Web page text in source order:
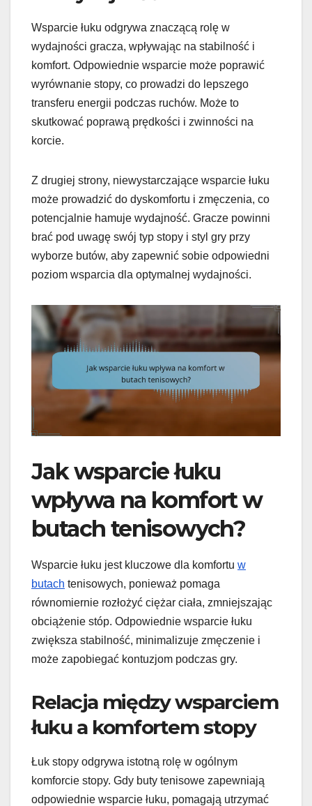
Wsparcie łuku odgrywa znaczącą rolę w
wydajności gracza, wpływając na stabilność i
komfort. Odpowiednie wsparcie może poprawić
wyrównanie stopy, co prowadzi do lepszego
transferu energii podczas ruchów. Może to
skutkować poprawą prędkości i zwinności na
korcie.
Z drugiej strony, niewystarczające wsparcie łuku
może prowadzić do dyskomfortu i zmęczenia, co
potencjalnie hamuje wydajność. Gracze powinni
brać pod uwagę swój typ stopy i styl gry przy
wyborze butów, aby zapewnić sobie odpowiedni
poziom wsparcia dla optymalnej wydajności.
Jak wsparcie łuku
wpływa na komfort w
butach tenisowych?
Wsparcie łuku jest kluczowe dla komfortu w
butach tenisowych, ponieważ pomaga
równomiernie rozłożyć ciężar ciała, zmniejszając
obciążenie stóp. Odpowiednie wsparcie łuku
zwiększa stabilność, minimalizuje zmęczenie i
może zapobiegać kontuzjom podczas gry.
Relacja między wsparciem
łuku a komfortem stopy
Łuk stopy odgrywa istotną rolę w ogólnym
komforcie stopy. Gdy buty tenisowe zapewniają
odpowiednie wsparcie łuku, pomagają utrzymać